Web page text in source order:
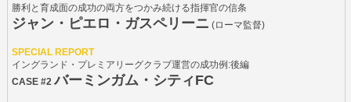
勝利と育成面の成功の両方をつかみ続ける指揮官の信条
ジャン・ピエロ・ガスペリーニ (ローマ監督)
SPECIAL REPORT
イングランド・プレミアリーグクラブ運営の成功例:後編
CASE #2バーミンガム・シティFC